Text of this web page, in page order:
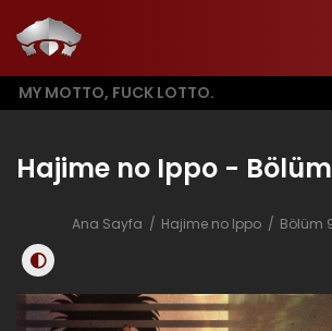
MY MOTTO, FUCK LOTTO.
Hajime no Ippo -
Ana Sayfa Hajime no Ippo Bölüm